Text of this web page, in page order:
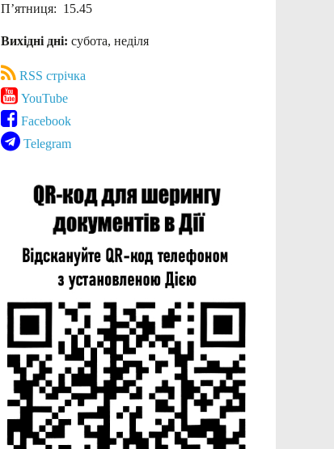
П’ятниця: 15.45
Вихідні дні: субота, неділя
RSS стрічка
YouTube
Facebook
Telegram